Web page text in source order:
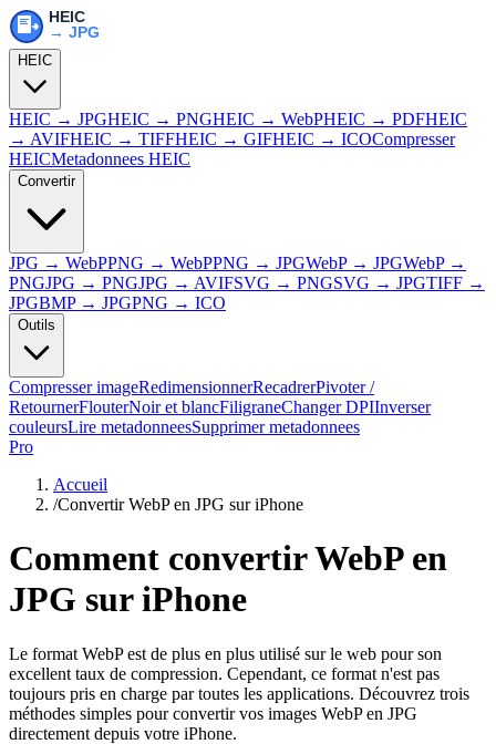
HEIC
HEIC → JPGHEIC → PNGHEIC → WebPHEIC → PDFHEIC
→ AVIFHEIC → TIFFHEIC → GIFHEIC → ICOCompresser
HEICMetadonnees HEIC
Convertir
JPG → WebPPNG → WebPPNG → JPGWebP → JPGWebP →
PNGJPG → PNGJPG → AVIFSVG → PNGSVG → JPGTIFF →
JPGBMP → JPGPNG → ICO
Outils
Compresser imageRedimensionnerRecadrerPivoter /
RetournerFlouterNoir et blancFiligraneChanger DPIInverser
couleursLire metadonneesSupprimer metadonnees
Pro
Accueil
/Convertir WebP en JPG sur iPhone
Comment convertir WebP en
JPG sur iPhone
Le format WebP est de plus en plus utilisé sur le web pour son
excellent taux de compression. Cependant, ce format n'est pas
toujours pris en charge par toutes les applications. Découvrez trois
méthodes simples pour convertir vos images WebP en JPG
directement depuis votre iPhone.